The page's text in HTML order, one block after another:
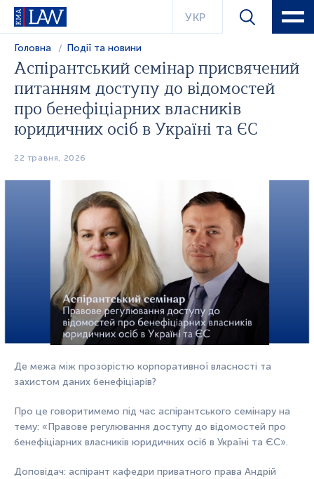
УКР
Головна Події та новини
Аспірантський семінар присвячений
питанням доступу до відомостей
про бенефіціарних власників
юридичних осіб в Україні та ЄС
22 травня, 2026
Де межа між прозорістю корпоративної власності та
захистом даних бенефіціарів?
Про це говоритимемо під час аспірантського семінару на
тему: «Правове регулювання доступу до відомостей про
бенефіціарних власників юридичних осіб в Україні та ЄС».
Доповідач: аспірант кафедри приватного права Андрій